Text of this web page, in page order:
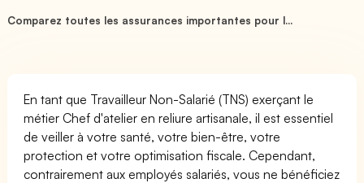
Comparez toutes les assurances importantes pour l...
En tant que Travailleur Non-Salarié (TNS) exerçant le
métier Chef d'atelier en reliure artisanale, il est essentiel
de veiller à votre santé, votre bien-être, votre
protection et votre optimisation fiscale. Cependant,
contrairement aux employés salariés, vous ne bénéficiez